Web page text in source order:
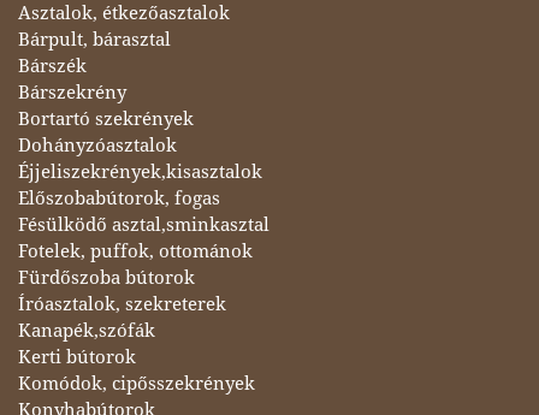
Asztalok, étkezőasztalok
Bárpult, bárasztal
Bárszék
Bárszekrény
Bortartó szekrények
Dohányzóasztalok
Éjjeliszekrények,kisasztalok
Előszobabútorok, fogas
Fésülködő asztal,sminkasztal
Fotelek, puffok, ottománok
Fürdőszoba bútorok
Íróasztalok, szekreterek
Kanapék,szófák
Kerti bútorok
Komódok, cipősszekrények
Konyhabútorok